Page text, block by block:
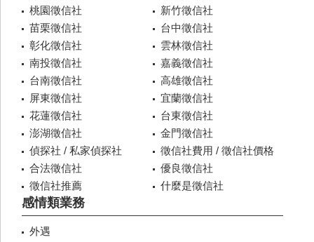
桃園徵信社
新竹徵信社
苗栗徵信社
台中徵信社
彰化徵信社
雲林徵信社
南投徵信社
嘉義徵信社
台南徵信社
高雄徵信社
屏東徵信社
宜蘭徵信社
花蓮徵信社
台東徵信社
澎湖徵信社
金門徵信社
偵探社 / 私家偵探社
徵信社費用 / 徵信社價格
合法徵信社
優良徵信社
徵信社推薦
什麼是徵信社
感情類業務
外遇